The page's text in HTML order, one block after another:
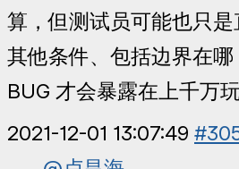
算，但测试员可能也只
其他条件、包括边界在
BUG 才会暴露在上千万玩
2021-12-01 13:07:49